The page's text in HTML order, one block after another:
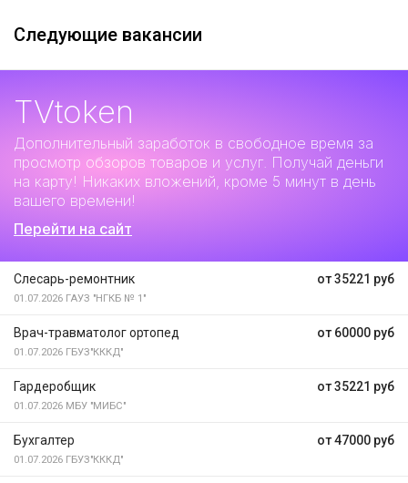
Следующие вакансии
TVtoken
Дополнительный заработок в свободное время за
просмотр обзоров товаров и услуг. Получай деньги
на карту! Никаких вложений, кроме 5 минут в день
вашего времени!
Перейти на сайт
от 35221 руб
Слесарь-ремонтник
01.07.2026 ГАУЗ "НГКБ № 1"
от 60000 руб
Врач-травматолог ортопед
01.07.2026 ГБУЗ"КККД"
от 35221 руб
Гардеробщик
01.07.2026 МБУ "МИБС"
от 47000 руб
Бухгалтер
01.07.2026 ГБУЗ"КККД"